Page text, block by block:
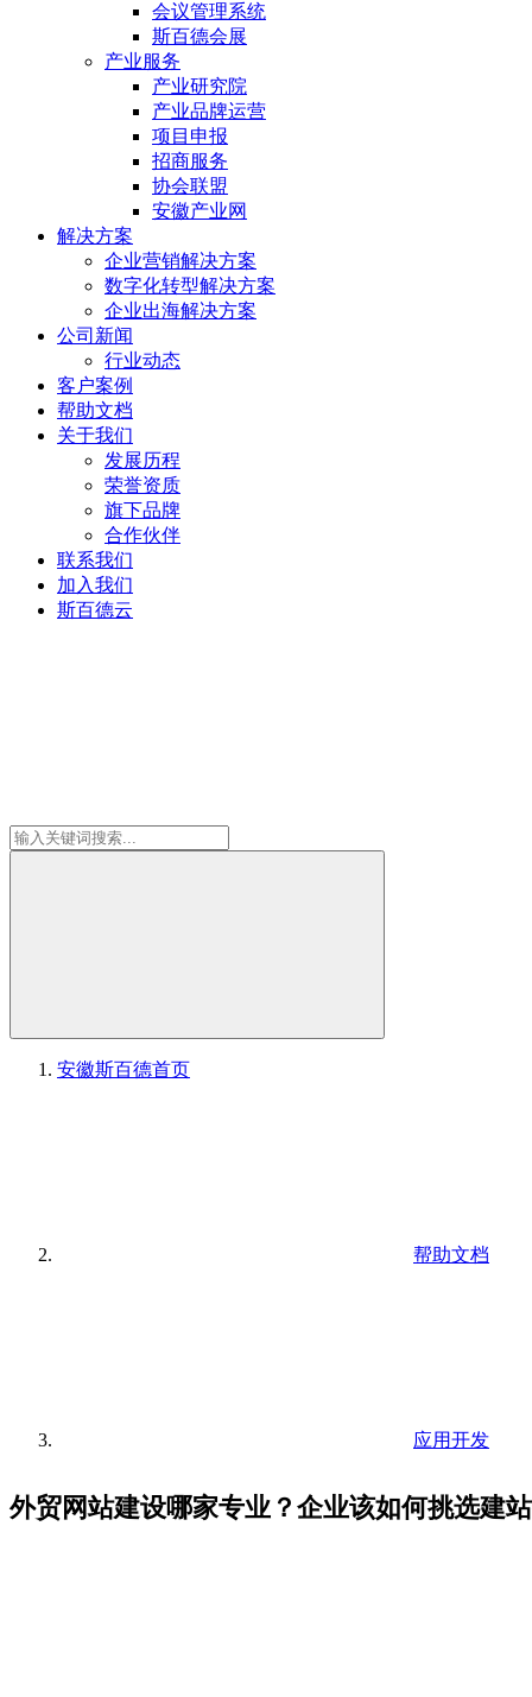
会议管理系统
斯百德会展
产业服务
产业研究院
产业品牌运营
项目申报
招商服务
协会联盟
安徽产业网
解决方案
企业营销解决方案
数字化转型解决方案
企业出海解决方案
公司新闻
行业动态
客户案例
帮助文档
关于我们
发展历程
荣誉资质
旗下品牌
合作伙伴
联系我们
加入我们
斯百德云
安徽斯百德首页
帮助文档
应用开发
外贸网站建设哪家专业？企业该如何挑选建